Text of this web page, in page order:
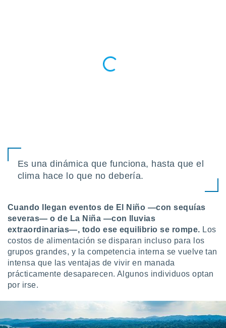
de
un
Es una dinámica que funciona, hasta que el
clima hace lo que no debería.
Cuando llegan eventos de El Niño —con sequías
severas— o de La Niña —con lluvias
extraordinarias—, todo ese equilibrio se rompe. Los
costos de alimentación se disparan incluso para los
grupos grandes, y la competencia interna se vuelve tan
intensa que las ventajas de vivir en manada
prácticamente desaparecen. Algunos individuos optan
por irse.